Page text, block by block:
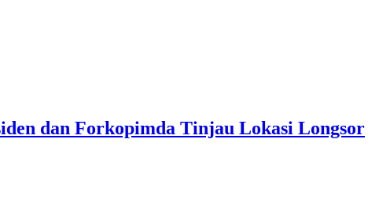
dan Forkopimda Tinjau Lokasi Longsor